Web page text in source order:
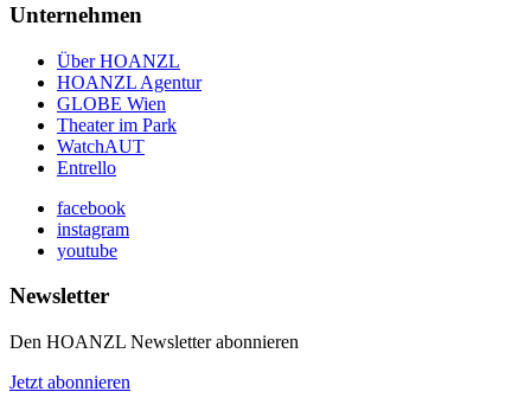
Unternehmen
Über HOANZL
HOANZL Agentur
GLOBE Wien
Theater im Park
WatchAUT
Entrello
facebook
instagram
youtube
Newsletter
Den HOANZL Newsletter abonnieren
Jetzt abonnieren